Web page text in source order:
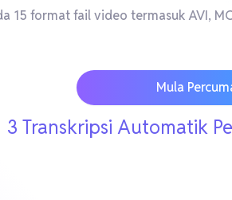
15 format fail video termasuk AVI,
Mula
3 Transkripsi Automatik